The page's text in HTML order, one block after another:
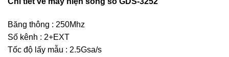
Băng thông : 250Mhz
Số kênh : 2+EXT
Tốc độ lấy mẫu : 2.5Gsa/s